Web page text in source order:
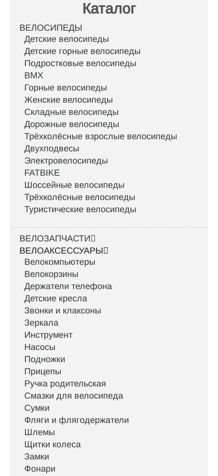
Каталог
ВЕЛОСИПЕДЫ
Детские велосипеды
Детские горные велосипеды
Подростковые велосипеды
BMX
Горные велосипеды
Женские велосипеды
Складные велосипеды
Дорожные велосипеды
Трёхколёсные взрослые велосипеды
Двухподвесы
Электровелосипеды
FATBIKE
Шоссейные велосипеды
Трёхколёсные велосипеды
Туристические велосипеды
ВЕЛОЗАПЧАСТИ
ВЕЛОАКСЕССУАРЫ
Велокомпьютеры
Велокорзины
Держатели телефона
Детские кресла
Звонки и клаксоны
Зеркала
Инструмент
Насосы
Подножки
Прицепы
Ручка родительская
Смазки для велосипеда
Сумки
Фляги и флягодержатели
Шлемы
Щитки колеса
Замки
Фонари